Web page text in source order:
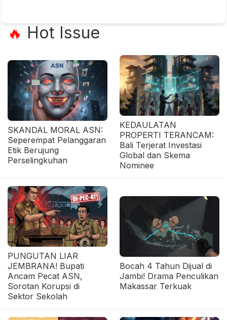
🔥 Hot Issue
SKANDAL MORAL ASN:
Seperempat Pelanggaran
Etik Berujung
Perselingkuhan
KEDAULATAN
PROPERTI TERANCAM:
Bali Terjerat Investasi
Global dan Skema
Nominee
PUNGUTAN LIAR
JEMBRANA! Bupati
Ancam Pecat ASN,
Sorotan Korupsi di
Sektor Sekolah
Bocah 4 Tahun Dijual di
Jambi! Drama Penculikan
Makassar Terkuak